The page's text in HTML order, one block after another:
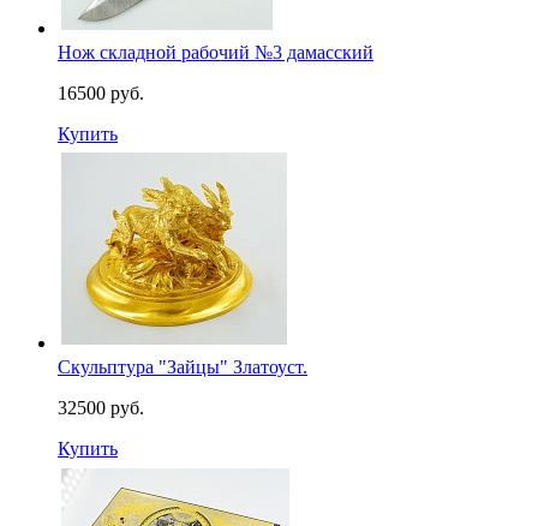
Нож складной рабочий №3 дамасский
16500 руб.
Купить
Скульптура "Зайцы" Златоуст.
32500 руб.
Купить